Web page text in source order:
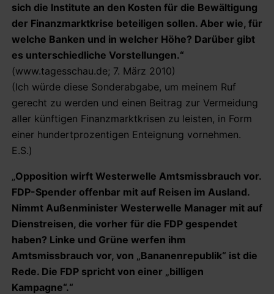
sich die Institute an den Kosten für die Bewältigung
der Finanzmarktkrise beteiligen sollen. Aber wie, für
welche Banken und in welcher Höhe? Darüber gibt
es unterschiedliche Vorstellungen.“
(www.tagesschau.de; 7. März 2010)
(Ich würde diese Sonderabgabe, um meinem Ruf
gerecht zu werden und einen Beitrag zur Vermeidung
aller künftigen Finanzmarktkrisen zu leisten, in Form
einer hundertprozentigen Enteignung vornehmen.
E.S.)
„Opposition wirft Westerwelle Amtsmissbrauch vor.
FDP-Spender offenbar mit auf Reisen im Ausland.
Nimmt Außenminister Westerwelle Manager mit auf
Dienstreisen, die vorher für die FDP gespendet
haben? Linke und Grüne werfen ihm
Amtsmissbrauch vor, von „Bananenrepublik“ ist die
Rede. Die FDP spricht von einer „billigen
Kampagne“.“